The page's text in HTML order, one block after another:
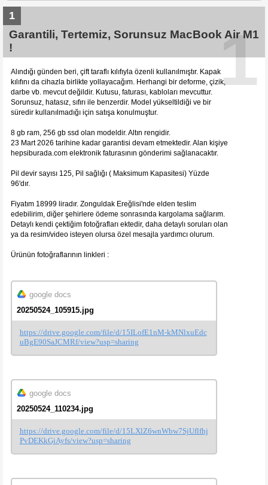
1
1
Garantili, Tertemiz, Sorunsuz MacBook Air M1
!
Alındığı günden beri, çift taraflı kılıfıyla özenli kullanılmıştır. Kapak
kılıfını da cihazla birlikte yollayacağım. Herhangi bir deforme, çizik,
darbe vb. mevcut değildir. Kutusu, faturası, kabloları mevcuttur.
Sorunsuz, hatasız, sıfırı ile benzerdir. Model yükseltildiği ve bir
süredir kullanılmadığı için satışa konulmuştur.
8 gb ram, 256 gb ssd olan modeldir. Altın rengidir.
23 Mart 2026 tarihine kadar garantisi devam etmektedir. Alan kişiye
hepsiburada.com elektronik faturasının gönderimi sağlanacaktır.
Pil devir sayısı 125, Pil sağlığı ( Maksimum Kapasitesi) Yüzde
96'dır.
Fiyatım 18999 liradır. Zonguldak Ereğlisi'nde elden teslim
edebilirim, diğer şehirlere ödeme sonrasında kargolama sağlarım.
Detaylı kendi çektiğim fotoğrafları ektedir, daha detaylı soruları olan
ya da resim/video isteyen olursa özel mesajla yardımcı olurum.
Ürünün fotoğraflarının linkleri :
google docs
20250524_105915.jpg
https://drive.google.com/file/d/15ILofE1nM-kMNlxuEdc
uBgE90SaJCMRf/view?usp=sharing
google docs
20250524_110234.jpg
https://drive.google.com/file/d/15LXlZ6wnWbw7SjUflfhj
PvDEKkGjAyfs/view?usp=sharing